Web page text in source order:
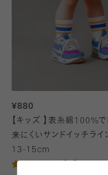
¥880
【キッズ 】表糸綿100%
来にくいサンドイッチライ
13-15cm
4.0